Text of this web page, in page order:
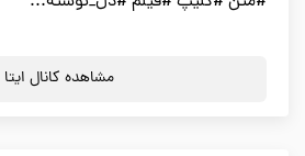
مشاهده کانال ایتا